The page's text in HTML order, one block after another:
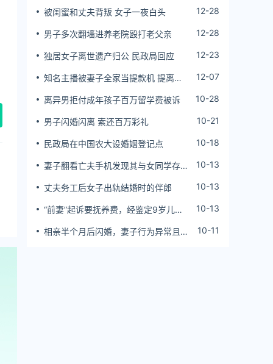
被闺蜜和丈夫背叛 女子一夜白头 12-28
男子多次翻墙进养老院殴打老父亲 12-28
独居女子离世遗产归公 民政局回应 12-23
知名主播被妻子全家当提款机 提离婚
12-07
离异男拒付成年孩子百万留学费被诉 10-28
男子闪婚闪离 索还百万彩礼 10-21
民政局在中国农大设婚姻登记点 10-18
妻子翻看亡夫手机发现其与女同学存婚
10-13
丈夫务工后女子出轨结婚时的伴郎 10-13
“前妻”起诉要抚养费，经鉴定9岁儿子
10-13
相亲半个月后闪婚，妻子行为异常且持
10-11